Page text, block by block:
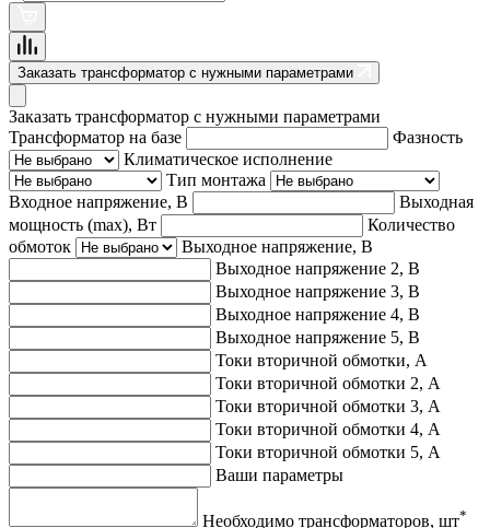
Заказать трансформатор с нужными параметрами
Заказать трансформатор с нужными параметрами
Трансформатор на базе
Фазность
Климатическое исполнение
Тип монтажа
Входное напряжение, В
Выходная
мощность (max), Вт
Количество
обмоток
Выходное напряжение, В
Выходное напряжение 2, В
Выходное напряжение 3, В
Выходное напряжение 4, В
Выходное напряжение 5, В
Токи вторичной обмотки, А
Токи вторичной обмотки 2, А
Токи вторичной обмотки 3, А
Токи вторичной обмотки 4, А
Токи вторичной обмотки 5, А
Ваши параметры
Необходимо трансформаторов, шт*